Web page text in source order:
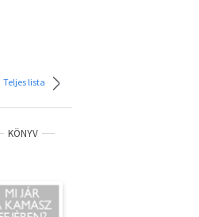
Teljes lista
KÖNYV